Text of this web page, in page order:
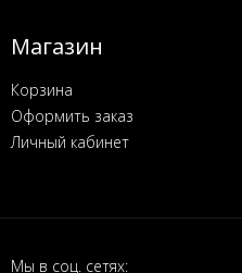
Магазин
Корзина
Оформить заказ
Личный кабинет
Мы в соц. сетях